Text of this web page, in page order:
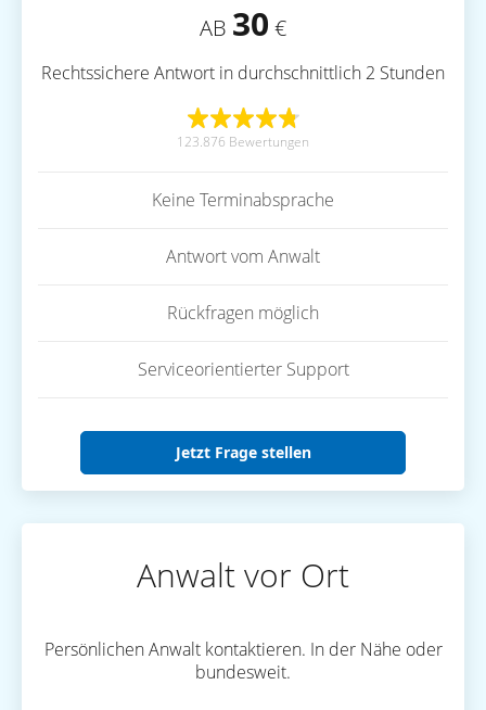
AB 30 €
Rechtssichere Antwort in durchschnittlich 2 Stunden
123.876 Bewertungen
Keine Terminabsprache
Antwort vom Anwalt
Rückfragen möglich
Serviceorientierter Support
Jetzt Frage stellen
Anwalt vor Ort
Persönlichen Anwalt kontaktieren. In der Nähe oder
bundesweit.